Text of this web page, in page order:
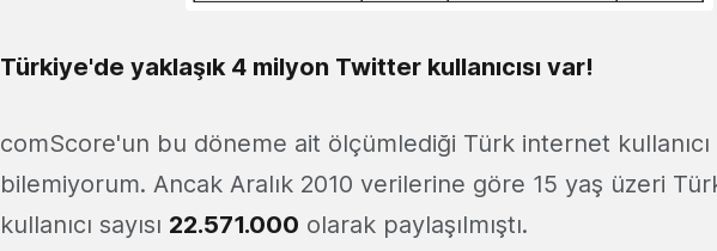
Türkiye'de yaklaşık 4 milyon Twitter kullanıcısı var!
comScore'un bu döneme ait ölçümlediği Türk internet kullanıcı
bilemiyorum. Ancak Aralık 2010 verilerine göre 15 yaş üzeri
kullanıcı sayısı 22.571.000 olarak paylaşılmıştı.